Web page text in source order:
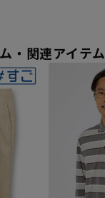
・関連アイテム